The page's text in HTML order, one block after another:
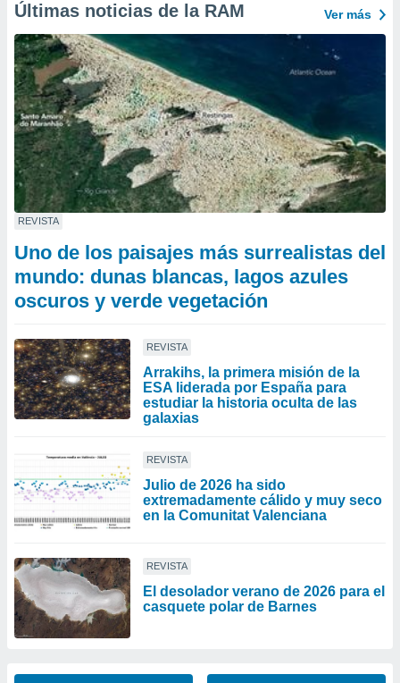
Últimas noticias de la RAM Ver más
REVISTA
Uno de los paisajes más surrealistas del
mundo: dunas blancas, lagos azules
oscuros y verde vegetación
REVISTA
Arrakihs, la primera misión de la
ESA liderada por España para
estudiar la historia oculta de las
galaxias
REVISTA
Julio de 2026 ha sido
extremadamente cálido y muy seco
en la Comunitat Valenciana
REVISTA
El desolador verano de 2026 para el
casquete polar de Barnes